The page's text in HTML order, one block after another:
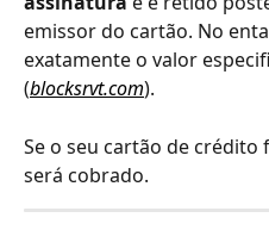
emissor do cartão. No
exatamente o valor
(blocksrvt.com).
Se o seu cartão de crédito
será cobrado.